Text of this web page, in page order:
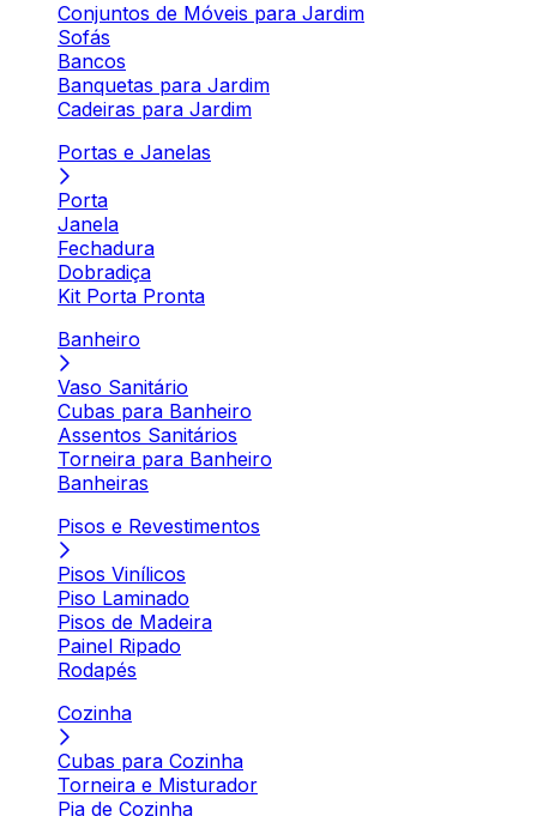
Conjuntos de Móveis para Jardim
Sofás
Bancos
Banquetas para Jardim
Cadeiras para Jardim
Portas e Janelas
Porta
Janela
Fechadura
Dobradiça
Kit Porta Pronta
Banheiro
Vaso Sanitário
Cubas para Banheiro
Assentos Sanitários
Torneira para Banheiro
Banheiras
Pisos e Revestimentos
Pisos Vinílicos
Piso Laminado
Pisos de Madeira
Painel Ripado
Rodapés
Cozinha
Cubas para Cozinha
Torneira e Misturador
Pia de Cozinha